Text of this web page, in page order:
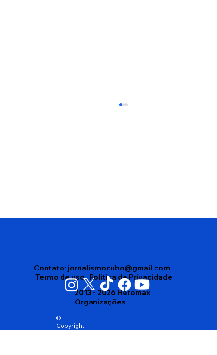
Edson Gomes segue internado após
Contato: jornalismocubo@gmail.com
Termo de uso Politica de Privacidade
©
Copyright
2013 - 2026 Heromax
Organizações